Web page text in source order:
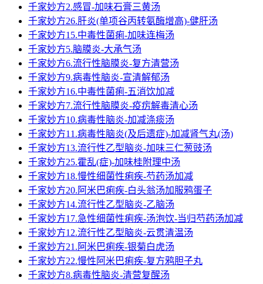
千家妙方2.感冒-加味石膏三黄汤
千家妙方26.肝炎(单项谷丙转氨酶增高)-健肝汤
千家妙方15.中毒性菌痢-加味连梅汤
千家妙方5.脑膜炎-大承气汤
千家妙方6.流行性脑膜炎-复方清营汤
千家妙方9.病毒性脑炎-宣清解郁汤
千家妙方16.中毒性菌痢-五消饮加减
千家妙方7.流行性脑膜炎-疫疠解毒清心汤
千家妙方10.病毒性脑炎-加减涤痰汤
千家妙方11.病毒性脑炎(及后遗症)-加减肾气丸(汤)
千家妙方13.流行性乙型脑炎-加味三仁葱豉汤
千家妙方25.霍乱(症)-加味桂附理中汤
千家妙方18.慢性细菌性痢疾-芍药汤加减
千家妙方20.阿米巴痢疾-白头翁汤加服鸦蛋子
千家妙方14.流行性乙型脑炎-乙脑汤
千家妙方17.急性细菌性痢疾-汤泡饮-当归芍药汤加减
千家妙方12.流行性乙型脑炎-云贯清温汤
千家妙方21.阿米巴痢疾-银菊白虎汤
千家妙方22.慢性阿米巴痢疾-复方鸦胆子丸
千家妙方8.病毒性脑炎-清营复醒汤